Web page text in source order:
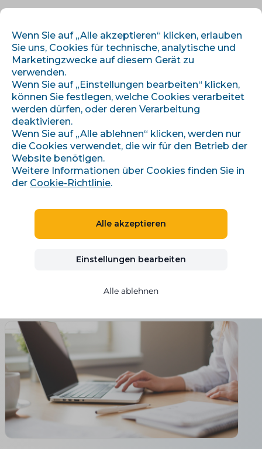
Úvod› Artikel und Informationen
Zero-click search: proč lidé neklikají a co s tím
lidé neklikají a co s tím
Aktualisiert 28. 7. 2026
Wenn Sie auf „Alle akzeptieren“ klicken, erlauben
Sie uns, Cookies für technische, analytische und
Marketingzwecke auf diesem Gerät zu
verwenden.
Wenn Sie auf „Einstellungen bearbeiten“ klicken,
können Sie festlegen, welche Cookies verarbeitet
werden dürfen, oder deren Verarbeitung
deaktivieren.
Wenn Sie auf „Alle ablehnen“ klicken, werden nur
die Cookies verwendet, die wir für den Betrieb der
Website benötigen.
Weitere Informationen über Cookies finden Sie in
der Cookie-Richtlinie.
Alle akzeptieren
Einstellungen bearbeiten
Alle ablehnen